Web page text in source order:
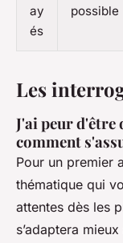
ay
és
possible
Les
J'ai peur d'être
comment
Pour un premier
thématique qui
attentes dès les
s’adaptera